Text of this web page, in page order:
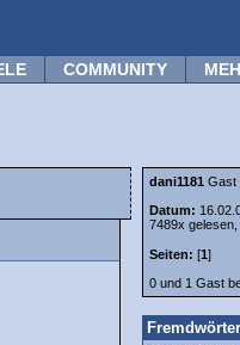
COMMUNITY
dani1181 Gast
Datum:
7489x gelesen,
Seiten: [1]
0 und 1 Gast